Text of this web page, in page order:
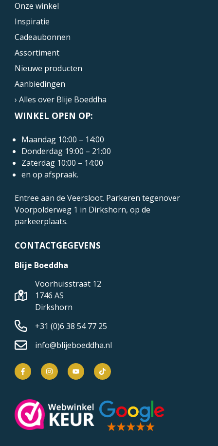
Onze winkel
Inspiratie
Cadeaubonnen
Assortiment
Nieuwe producten
Aanbiedingen
› Alles over Blije Boeddha
WINKEL OPEN OP:
Maandag 10:00 – 14:00
Donderdag 19:00 – 21:00
Zaterdag 10:00 – 14:00
en op afspraak.
Entree aan de Veersloot. Parkeren tegenover
Voorpolderweg 1 in Dirkshorn, op de
parkeerplaats.
CONTACTGEGEVENS
Blije Boeddha
Voorhuisstraat 12
1746 AS
Dirkshorn
+31 (0)6 38 54 77 25
info@blijeboeddha.nl